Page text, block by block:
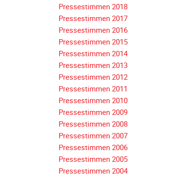
Pressestimmen 2018
Navigation
überspringen
Pressestimmen 2017
Pressestimmen 2016
Pressestimmen 2015
Pressestimmen 2014
Pressestimmen 2013
Pressestimmen 2012
Pressestimmen 2011
Pressestimmen 2010
Pressestimmen 2009
Pressestimmen 2008
Pressestimmen 2007
Pressestimmen 2006
Pressestimmen 2005
Pressestimmen 2004